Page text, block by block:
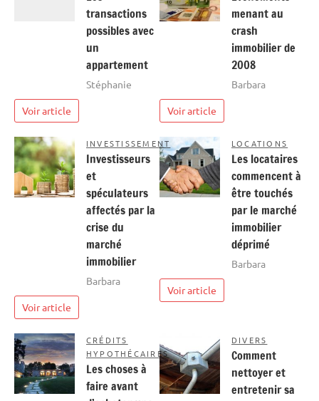
transactions
possibles avec
un
appartement
Stéphanie
Voir article
menant au
crash
immobilier de
2008
Barbara
Voir article
INVESTISSEMENT
Investisseurs
et
spéculateurs
affectés par la
crise du
marché
immobilier
Barbara
Voir article
LOCATIONS
Les locataires
commencent à
être touchés
par le marché
immobilier
déprimé
Barbara
Voir article
CRÉDITS
HYPOTHÉCAIRES
Les choses à
faire avant
DIVERS
Comment
nettoyer et
entretenir sa